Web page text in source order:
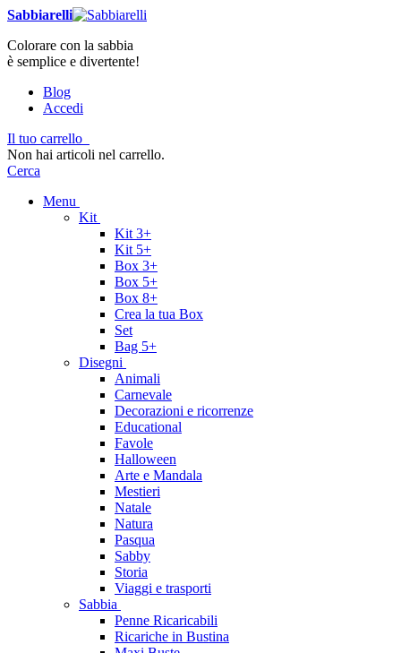
Sabbiarelli
Colorare con la sabbia
è semplice e divertente!
Blog
Accedi
Il tuo carrello
Non hai articoli nel carrello.
Cerca
Menu
Kit
Kit 3+
Kit 5+
Box 3+
Box 5+
Box 8+
Crea la tua Box
Set
Bag 5+
Disegni
Animali
Carnevale
Decorazioni e ricorrenze
Educational
Favole
Halloween
Arte e Mandala
Mestieri
Natale
Natura
Pasqua
Sabby
Storia
Viaggi e trasporti
Sabbia
Penne Ricaricabili
Ricariche in Bustina